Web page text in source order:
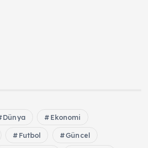
Dünya Ekonomi
Futbol Güncel